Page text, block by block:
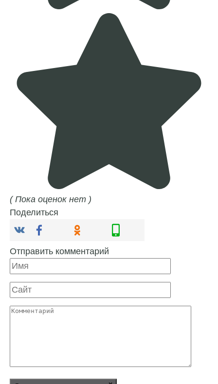
( Пока оценок нет )
Поделиться
Отправить комментарий
Имя
Сайт
Комментарий